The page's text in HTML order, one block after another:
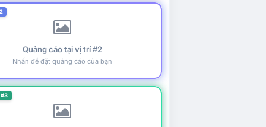
Quảng cáo tại vị trí #2
Nhấn để đặt quảng cáo của bạn